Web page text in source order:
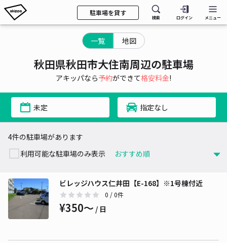
駐車場を貸す
検索 ログイン メニュー
一覧 地図
秋田県秋田市大住南周辺の駐車場
アキッパなら予約ができて格安料金!
未定 指定なし
4件の駐車場があります
利用可能な駐車場のみ表示
ビレッジハウス仁井田【E-168】※1号棟付近
0 / 0件
¥350〜 / 日